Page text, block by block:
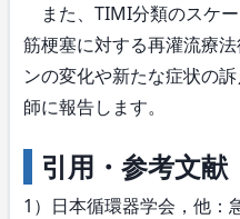
また、TIMI分類のスケ
筋梗塞に対する再灌流療
ンの変化や新たな症状の
師に報告します。
引用・参考文献
1）日本循環器学会，他：